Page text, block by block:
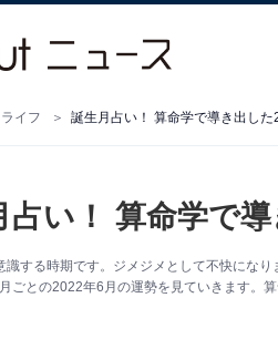
ライフ 誕生月占い！ 算命学で導き出し
占い！ 算命学で
識する時期です。ジメジメとして不快にな
ごとの2022年6月の運勢を見ていきます。